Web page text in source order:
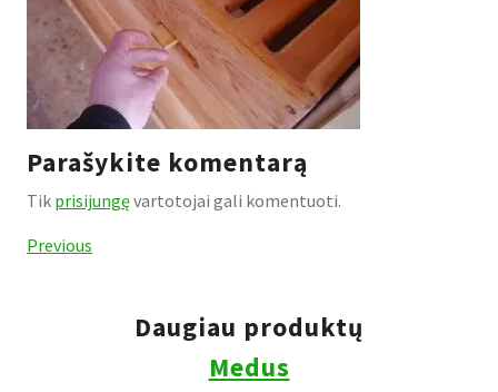
Parašykite komentarą
Tik prisijungęvartotojai gali komentuoti.
Navigacija
Previous
Previous
Daugiau produktų
Medus